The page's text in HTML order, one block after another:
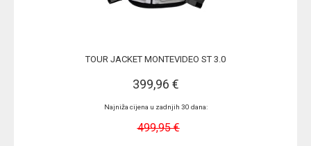
TOUR JACKET MONTEVIDEO ST 3.0
399,96 €
Najniža cijena u zadnjih 30 dana:
499,95 €